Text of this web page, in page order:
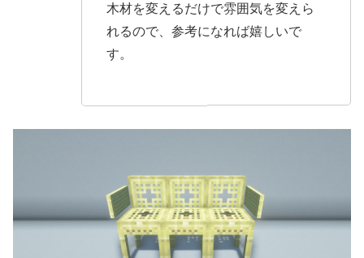
木材を変えるだけで雰囲気を変えら
れるので、参考になれば嬉しいで
す。